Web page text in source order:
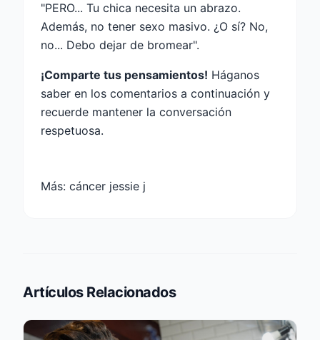
"PERO... Tu chica necesita un abrazo.
Además, no tener sexo masivo. ¿O sí? No,
no... Debo dejar de bromear".
¡Comparte tus pensamientos! Háganos
saber en los comentarios a continuación y
recuerde mantener la conversación
respetuosa.
Más: cáncer jessie j
Artículos Relacionados